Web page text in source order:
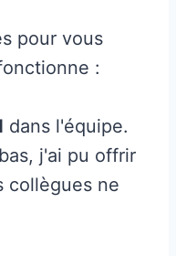
pour vous
:
dans l'équipe.
j'ai pu offrir
collègues ne